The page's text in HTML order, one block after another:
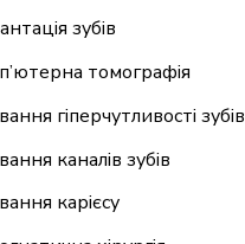
зубів
томографія
гіперчутливості зубів
каналів зубів
карієсу